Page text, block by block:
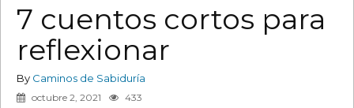
7 cuentos cortos para
reflexionar
By Caminos de Sabiduría
octubre 2, 2021 433